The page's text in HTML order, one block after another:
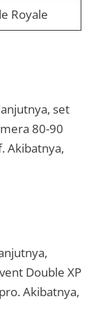
Royale
set
80-90
Akibatnya,
Double XP
Akibatnya,